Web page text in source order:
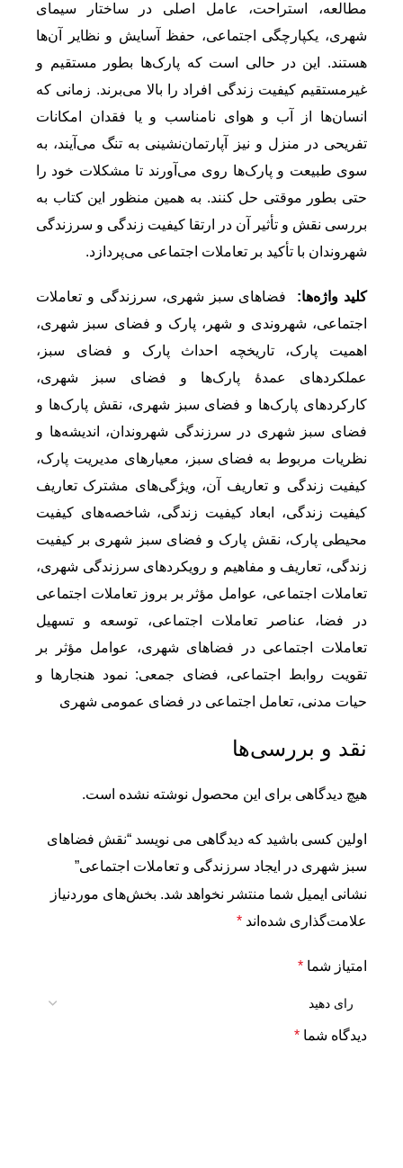
مطالعه، استراحت، عامل اصلی در ساختار سیمای
شهری، یکپارچگی اجتماعی، حفظ آسایش و نظایر آن‌ها
هستند. این در حالی است که پارک‌ها بطور مستقیم و
غیرمستقیم کیفیت زندگی افراد را بالا می‌برند. زمانی که
انسان‌ها از آب و هوای نامناسب و یا فقدان امکانات
تفریحی در منزل و نیز آپارتمان‌نشینی به تنگ می‌آیند، به
سوی طبیعت و پارک‌ها روی می‌آورند تا مشکلات خود را
حتی بطور موقتی حل کنند. به همین منظور این کتاب به
بررسی نقش و تأثیر آن در ارتقا کیفیت زندگی و سرزندگی
شهروندان با تأکید بر تعاملات اجتماعی می‌پردازد.
کلید واژه‌ها: فضاهای سبز شهری، سرزندگی و تعاملات
اجتماعی، شهروندی و شهر، پارک و فضای سبز شهری،
اهمیت پارک، تاریخچه احداث پارک و فضای سبز،
عملکردهای عمدۀ پارک‌ها و فضای سبز شهری،
کارکردهای پارک‌ها و فضای سبز شهری، نقش پارک‌ها و
فضای سبز شهری در سرزندگی شهروندان، اندیشه‌ها و
نظریات مربوط به فضای سبز، معیارهای مدیریت پارک،
کیفیت زندگی و تعاریف آن، ویژگی‌های مشترک تعاریف
کیفیت زندگی، ابعاد کیفیت زندگی، شاخصه‌های کیفیت
محیطی پارک، نقش پارک و فضای سبز شهری بر کیفیت
زندگی، تعاریف و مفاهیم و رویکردهای سرزندگی شهری،
تعاملات اجتماعی، عوامل مؤثر بر بروز تعاملات اجتماعی
در فضا، عناصر تعاملات اجتماعی، توسعه و تسهیل
تعاملات اجتماعی در فضاهای شهری، عوامل مؤثر بر
تقویت روابط اجتماعی، فضای جمعی: نمود هنجارها و
حیات مدنی، تعامل اجتماعی در فضای عمومی شهری
نقد و بررسی‌ها
هیچ دیدگاهی برای این محصول نوشته نشده است.
اولین کسی باشید که دیدگاهی می نویسد “نقش فضاهای
سبز شهری در ایجاد سرزندگی و تعاملات اجتماعی”
نشانی ایمیل شما منتشر نخواهد شد. بخش‌های موردنیاز
علامت‌گذاری شده‌اند *
امتیاز شما *
دیدگاه شما *